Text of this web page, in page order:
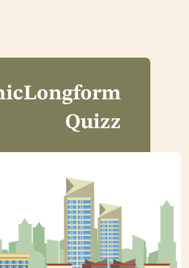
Longform
Quizz